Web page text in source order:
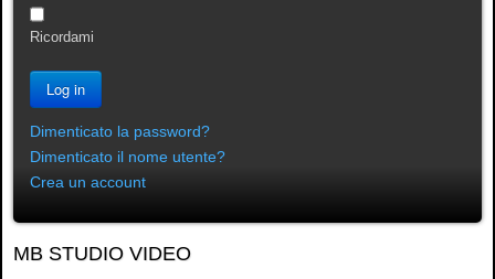
Ricordami
Log in
Dimenticato la password?
Dimenticato il nome utente?
Crea un account
MB STUDIO VIDEO